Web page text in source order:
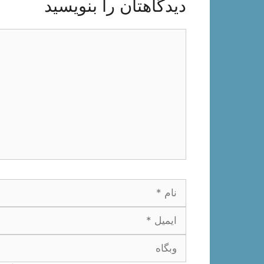
دیدگاهتان را بنویسید